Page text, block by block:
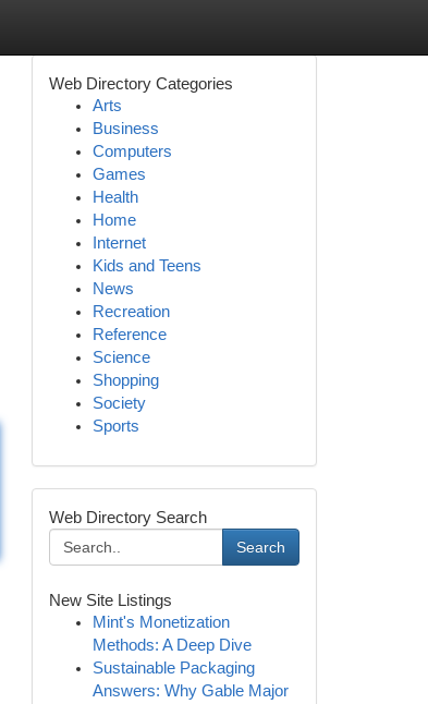
Web Directory Categories
Arts
Business
Computers
Games
Health
Home
Internet
Kids and Teens
News
Recreation
Reference
Science
Shopping
Society
Sports
Web Directory Search
Search
New Site Listings
Mint's Monetization
Methods: A Deep Dive
Sustainable Packaging
Answers: Why Gable Major